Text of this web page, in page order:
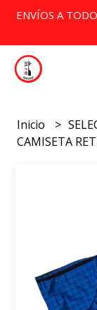
ENVÍOS A
Inicio
CAMISETA